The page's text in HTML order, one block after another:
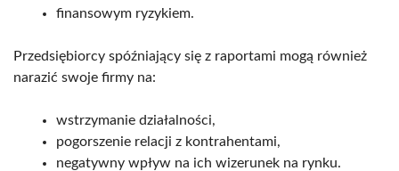
finansowym ryzykiem.
Przedsiębiorcy spóźniający się z raportami mogą również
narazić swoje firmy na:
wstrzymanie działalności,
pogorszenie relacji z kontrahentami,
negatywny wpływ na ich wizerunek na rynku.